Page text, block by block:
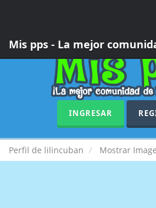
Mis pps - La mejor
INGRESAR
Perfil de lilincuban Mostrar